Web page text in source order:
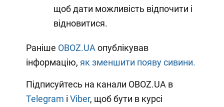
щоб дати можливість відпочити і
відновитися.
Раніше OBOZ.UA опублікував
інформацію, як зменшити появу сивини.
Підписуйтесь на канали OBOZ.UA в
Telegram і Viber, щоб бути в курсі